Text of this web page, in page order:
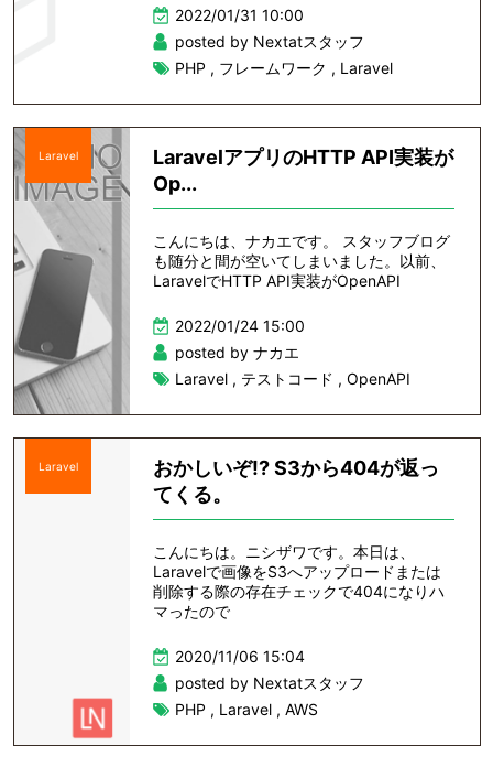
2022/01/31 10:00
posted by Nextatスタッフ
PHP , フレームワーク , Laravel
Laravel
LaravelアプリのHTTP API実装が
Op...
こんにちは、ナカエです。 スタッフブログ
も随分と間が空いてしまいました。以前、
LaravelでHTTP API実装がOpenAPI
2022/01/24 15:00
posted by ナカエ
Laravel, テストコード , OpenAPI
Laravel
おかしいぞ!? S3から404が返っ
てくる。
こんにちは。ニシザワです。本日は、
Laravelで画像をS3へアップロードまたは
削除する際の存在チェックで404になりハ
マったので
2020/11/06 15:04
posted by Nextatスタッフ
PHP , Laravel, AWS